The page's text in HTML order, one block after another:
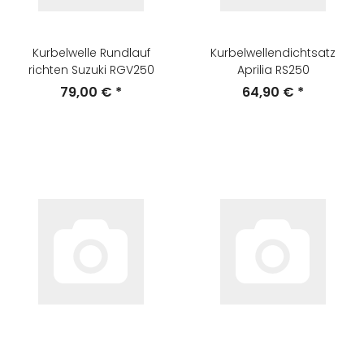
Kurbelwelle Rundlauf
richten Suzuki RGV250
79,00 € *
Kurbelwellendichtsatz
Aprilia RS250
64,90 € *